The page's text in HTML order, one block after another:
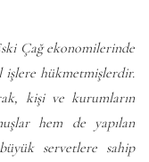
Çağ ekonomilerinde
işlere hükmetmişlerdir.
kişi ve kurumların
hem de yapılan
servetlere sahip